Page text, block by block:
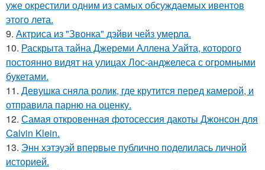
уже окрестили одним из самых обсуждаемых ивентов
этого лета.
9. Актриса из "Звонка" дэйви чейз умерла.
10. Раскрыта тайна Джереми Аллена Уайта, которого
постоянно видят на улицах Лос-анджелеса с огромными
букетами.
11. Девушка сняла ролик, где крутится перед камерой, и
отправила парню на оценку.
12. Самая откровенная фотосессия дакоты Джонсон для
Calvin Klein.
13. Энн хэтэуэй впервые публично поделилась личной
историей.